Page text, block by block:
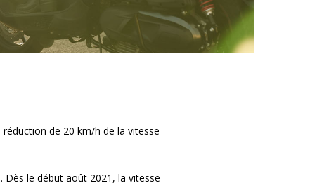
de 20 km/h de la vitesse
Dès le début août 2021, la vitesse